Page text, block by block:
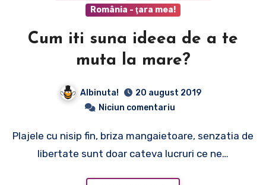
România - ţara mea!
Cum iti suna ideea de a te
muta la mare?
Albinuta!
20 august 2019
Niciun comentariu
Plajele cu nisip fin, briza mangaietoare, senzatia de
libertate sunt doar cateva lucruri ce ne…